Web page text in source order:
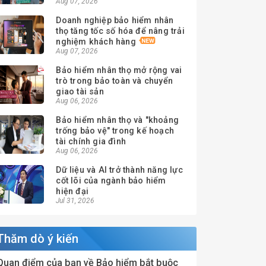
Doanh nghiệp bảo hiểm nhân
thọ tăng tốc số hóa để nâng trải
nghiệm khách hàng
Aug 07, 2026
Bảo hiểm nhân thọ mở rộng vai
trò trong bảo toàn và chuyển
giao tài sản
Aug 06, 2026
Bảo hiểm nhân thọ và "khoảng
trống bảo vệ" trong kế hoạch
tài chính gia đình
Aug 06, 2026
Dữ liệu và AI trở thành năng lực
cốt lõi của ngành bảo hiểm
hiện đại
Jul 31, 2026
dò ý kiến
điểm của bạn về Bảo hiểm bắt buộc